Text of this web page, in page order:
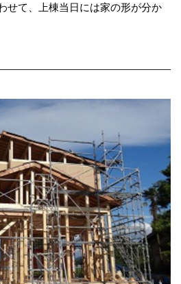
せて、上棟当日には家の形が分か